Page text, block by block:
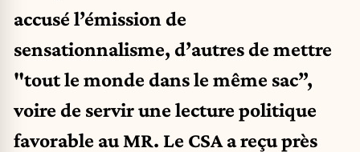
accusé l’émission de
sensationnalisme, d’autres de mettre
"tout le monde dans le même sac”,
voire de servir une lecture politique
favorable au MR. Le CSA a reçu près